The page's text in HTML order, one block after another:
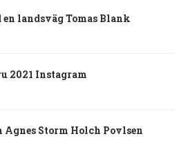
landsväg Tomas Blank
2021 Instagram
Storm Holch Povlsen